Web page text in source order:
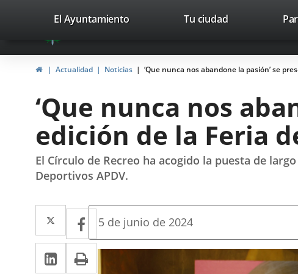
Portal
Web
del
Valladolid
avaTop
valladolid.es
El Ayuntamiento Tu ciudad
InicioActualidad Noticias ‘Que nunca nos abandone la pasión’ se
‘Que nunca nos
edición de la Feria
El Círculo de Recreo ha acogido la puesta de
Deportivos APDV.
Twitter
Enlace
a
una
Facebook
Enlace
a
una
LinkedIn
EnlaceImprimir
Fecha
la
noticia
5 de junio de 2024